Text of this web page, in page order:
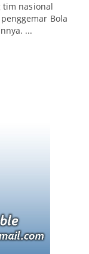
tim nasional
Bola
...